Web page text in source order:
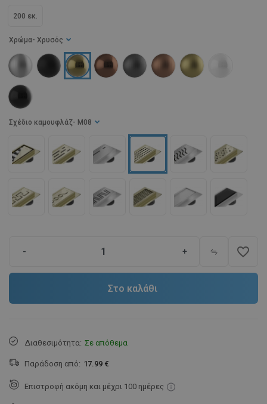
200 εκ.
Χρώμα - Χρυσός
Σχέδιο καμουφλάζ - M08
- + favorite_border
Στο καλάθι
Διαθεσιμότητα: Σε απόθεμα
Παράδοση από: 17.99 €
Επιστροφή ακόμη και μέχρι 100 ημέρες